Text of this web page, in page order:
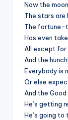
Now the
The stars are
The fortune-
Has even
All except for
And the
Everybody is
Or else
And the Good
He’s getting
He’s going